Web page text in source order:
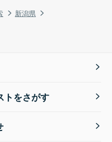
新潟県
トをさがす